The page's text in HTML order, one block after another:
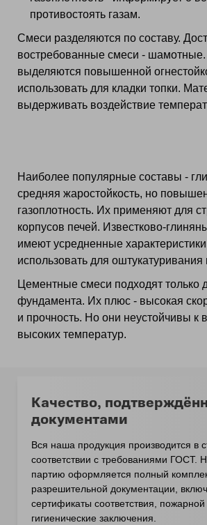
противостоять газам.
Смеси разделяются по составу.
востребованные смеси -
выделяются повышенной
использовать для кладки топки.
выдерживать воздействие
Наиболее популярные составы -
средняя жаростойкость, но
газоплотность. Их применяют для
корпусов печей. Известково-
имеют усредненные
использовать для оштукатуривания
Цементные смеси подходят только
фундамента. Их плюс - высокая
и прочность. Но они неустойчивы к
высоких температур.
Качество,
документами
Вся наша продукция производится в
соответствии с требованиями ГОСТ.
партию оформляется полный
разрешительной документации,
сертификаты соответствия, пожарной
гигиенические заключения.